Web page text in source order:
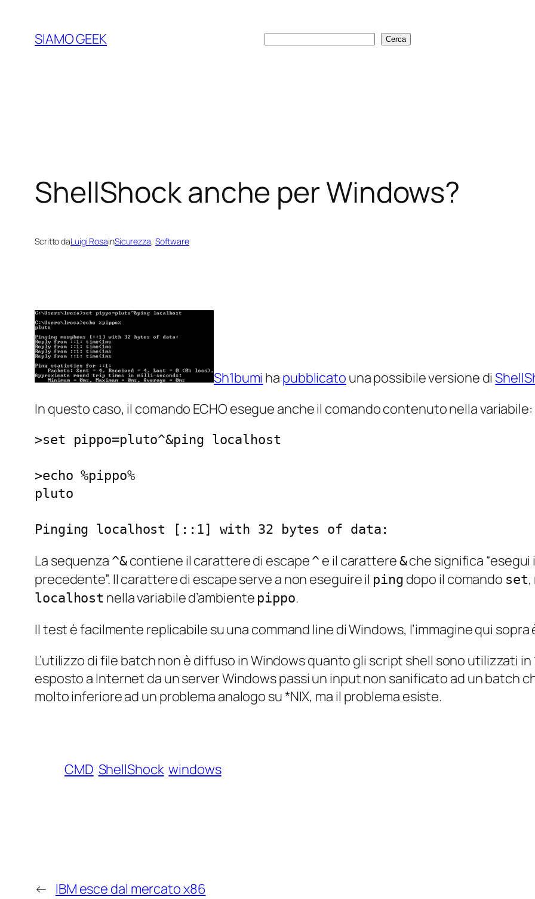
contenuto
SIAMO GEEK Cerca Cerca
ShellShock anche per Windows?
Scritto daLuigi RosainSicurezza, Software
Sh1bumi ha pubblicato una possibile versione di
In questo caso, il comando ECHO esegue anche il comando contenuto nella variabile:
>set pippo=pluto^&ping localhost
>echo %pippo%
pluto
Pinging localhost [::1] with 32 bytes of data:
La sequenza ^&contiene il carattere di escape ^ e il carattere &che significa “esegui
precedente”. Il carattere di escapeserve a non eseguire il ping dopo il comando set
localhost nella variabile d’ambiente pippo.
Il test è facilmente replicabile su una command line di Windows, l’immagine qui
L’utilizzo di file batch non è diffuso in Windows quanto gli script shell sono utilizzati
esposto a Internet da un server Windows passi un input non sanificato ad un batch
molto inferiore ad un problema analogo su *NIX, ma il problema esiste.
CMD ShellShock windows
← IBM esce dal mercato x86